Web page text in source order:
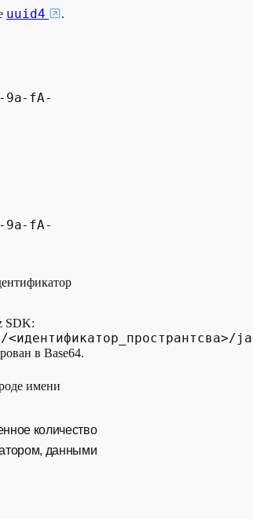
uuid4
.
fA-
fA-
SDK:
в Base64.
имени
количество
данными